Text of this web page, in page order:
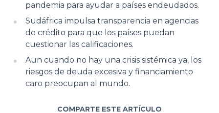
pandemia para ayudar a países endeudados.
Sudáfrica impulsa transparencia en agencias
de crédito para que los países puedan
cuestionar las calificaciones.
Aun cuando no hay una crisis sistémica ya, los
riesgos de deuda excesiva y financiamiento
caro preocupan al mundo.
COMPARTE ESTE ARTÍCULO